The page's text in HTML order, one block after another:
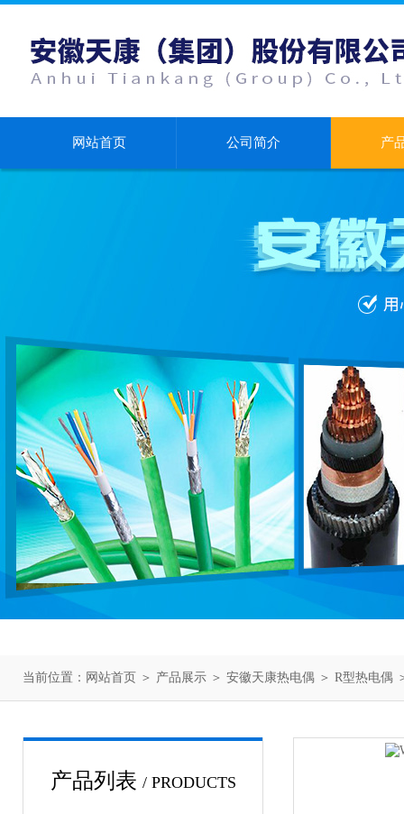
网站首页 公司简介 产
当前位置： 网站首页 ＞ 产品展示 ＞ 安徽天康热电偶 ＞ R型热电偶
产品列表 / PRODUCTS